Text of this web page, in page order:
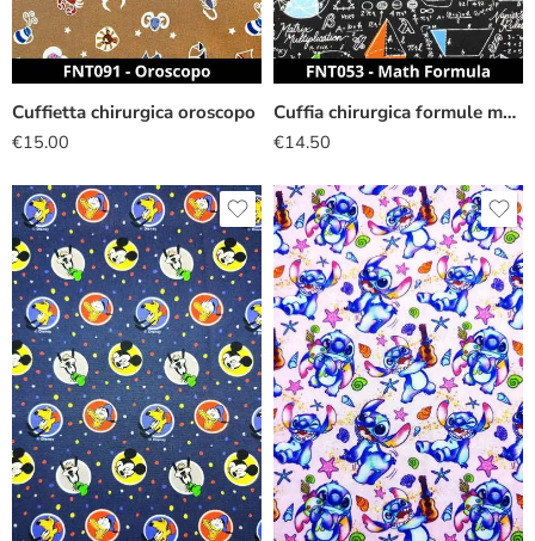
Cuffietta chirurgica oroscopo
€15.00
Cuffia chirurgica formule matematiche
€14.50